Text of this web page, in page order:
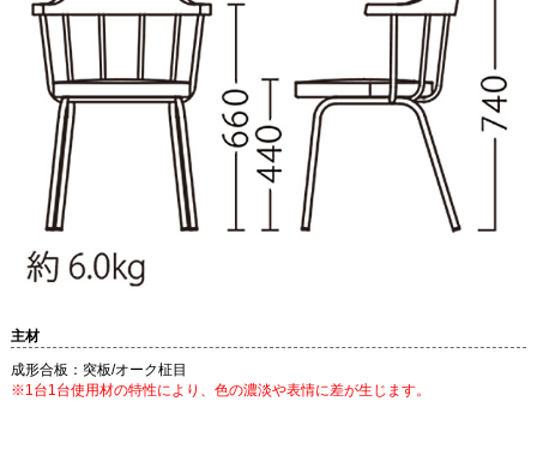
主材
成形合板：突板/オーク柾目
※1台1台使用材の特性により、色の濃淡や表情に差が生じます。